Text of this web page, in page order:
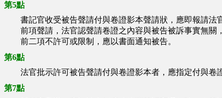
第5點
書記官收受被告聲請付與卷證影本聲請狀，應即報請法
前項聲請，法官認聲請卷證之內容與被告被訴事實無關
前二項不許可或限制，應以書面通知被告。
第6點
法官批示許可被告聲請付與卷證影本者，應指定付與卷
第7點